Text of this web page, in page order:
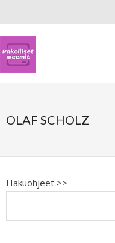
OLAF SCHOLZ
Hakuohjeet >>